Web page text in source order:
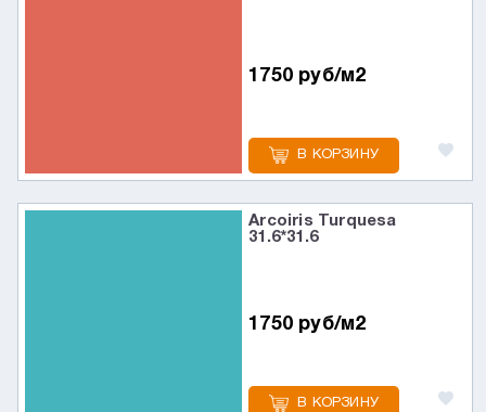
1750 руб/м2
В КОРЗИНУ
Arcoiris Turquesa
31.6*31.6
1750 руб/м2
В КОРЗИНУ